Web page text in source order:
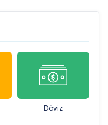
Döviz